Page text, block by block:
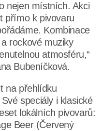
nejen místních. Akci
přímo k pivovaru
Kombinace
rockové muziky
atmosféru,“
Bubeníčková.
na přehlídku
speciály i klasické
lokálních pivovarů:
Beer (Červený